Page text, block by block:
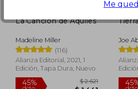
40%
dcto.
$ 1.752
$ 1.051
La Canción de Aquiles
Madeline Miller
(116)
Alianza Editorial, 2021, 1
Edición, Tapa Dura, Nuevo
Joe
Me